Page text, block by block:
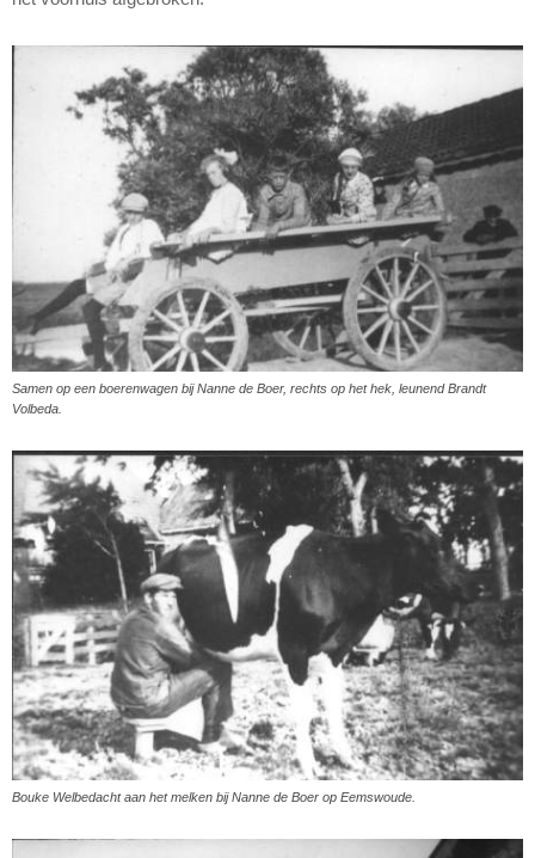
Samen op een boerenwagen bij Nanne de Boer, rechts op het hek, leunend Brandt
Volbeda.
Bouke Welbedacht aan het melken bij Nanne de Boer op Eemswoude.